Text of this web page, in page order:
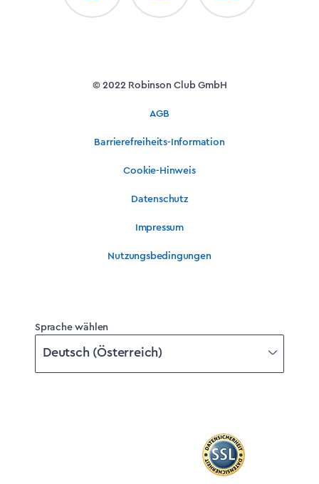
© 2022 Robinson Club GmbH
AGB
Barrierefreiheits-Information
Cookie-Hinweis
Datenschutz
Impressum
Nutzungsbedingungen
Sprache wählen
Deutsch (Österreich)